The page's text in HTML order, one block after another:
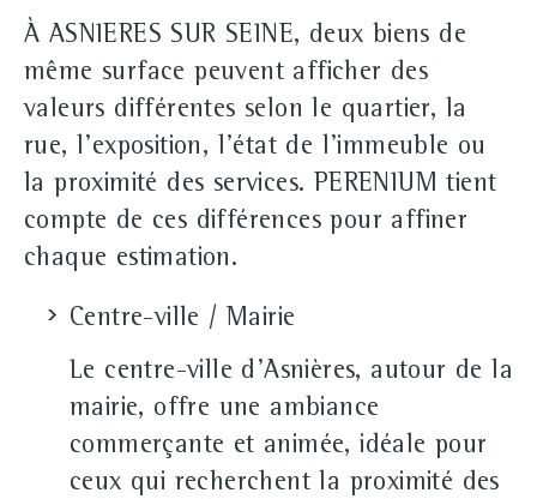
À ASNIERES SUR SEINE, deux biens de
même surface peuvent afficher des
valeurs différentes selon le quartier, la
rue, l'exposition, l'état de l'immeuble ou
la proximité des services. PERENIUM tient
compte de ces différences pour affiner
chaque estimation.
Centre-ville / Mairie
Le centre-ville d'Asnières, autour de la
mairie, offre une ambiance
commerçante et animée, idéale pour
ceux qui recherchent la proximité des